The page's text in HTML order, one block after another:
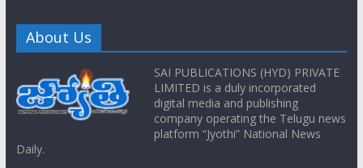
About Us
SAI PUBLICATIONS (HYD) PRIVATE
LIMITED is a duly incorporated
digital media and publishing
company operating the Telugu news
platform “Jyothi” National News
Daily.